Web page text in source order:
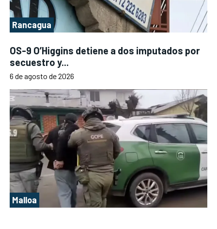
Rancagua
OS-9 O’Higgins detiene a dos imputados por
secuestro y...
6 de agosto de 2026
Malloa